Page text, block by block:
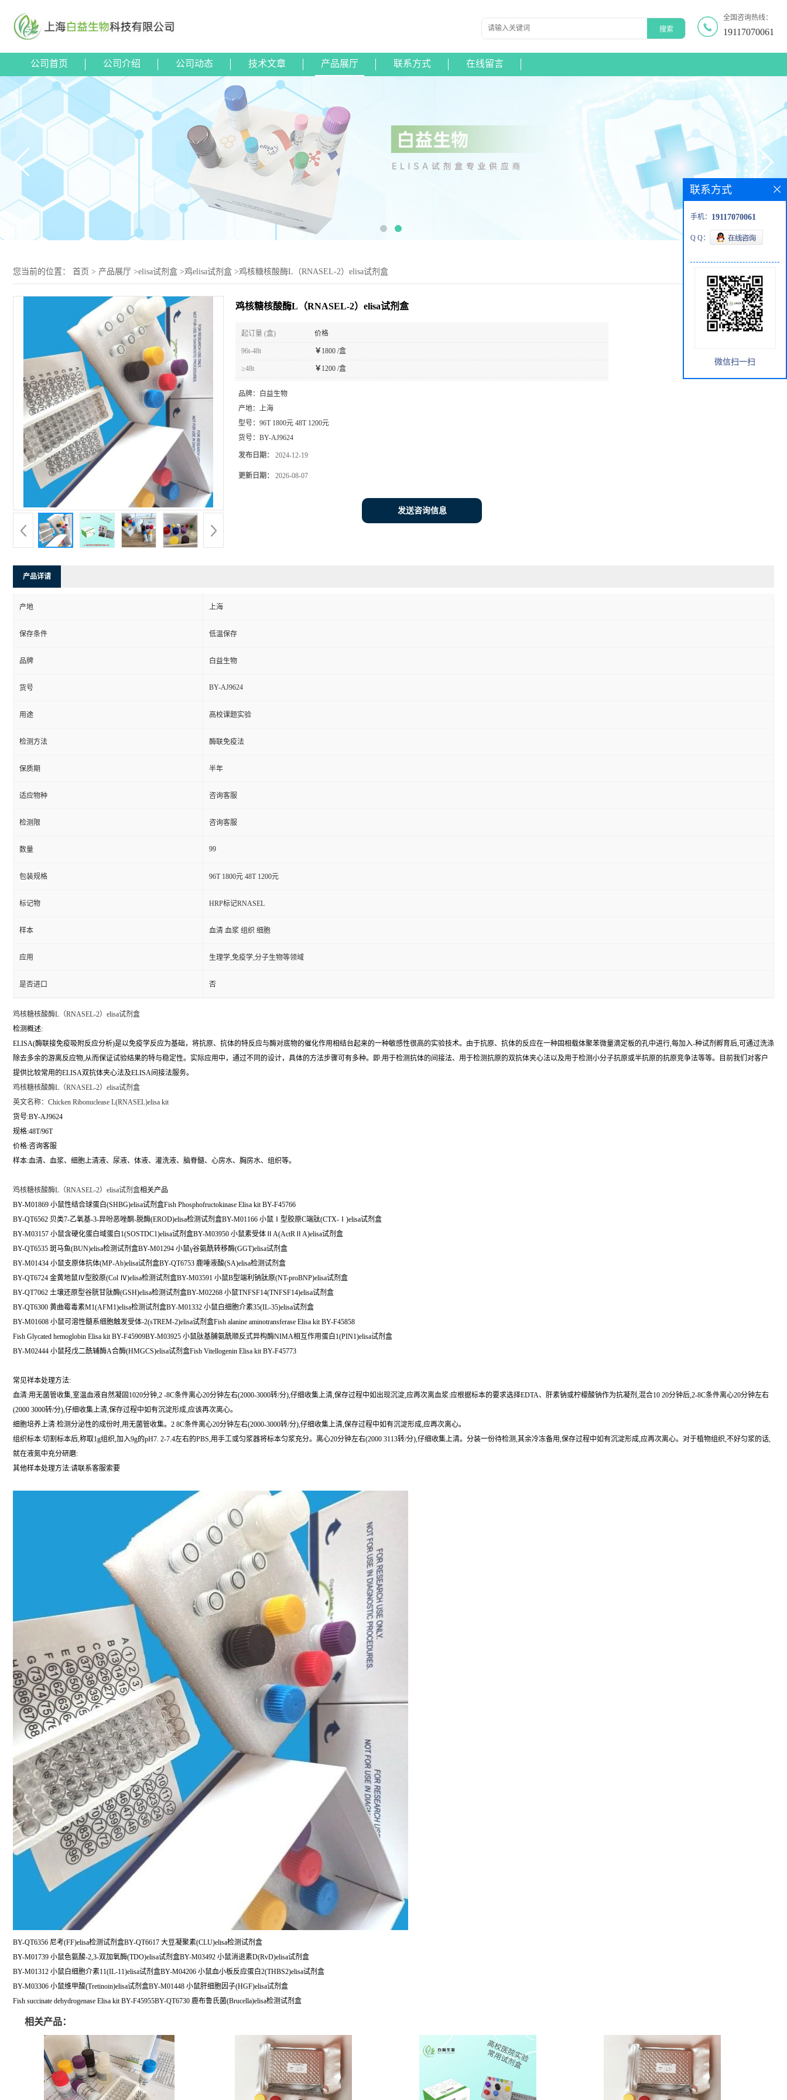
全国咨询热线：
19117070061
公司首页 公司介绍 公司动态 技术文章 产品展厅 联系方式 在线留言
您当前的位置： 首页 > 产品展厅 >elisa试剂盒 >鸡elisa试剂盒 >鸡核糖核酸酶L（RNASEL-2）elisa试剂盒
鸡核糖核酸酶L（RNASEL-2）elisa试剂盒
起订量 (盒) 价格
96t-48t ￥ 1800 /盒
≥48t ￥ 1200 /盒
品牌：
白益生物
产地： 上海
型号： 96T 1800元 48T 1200元
货号： BY-AJ9624
发布日期： 2024-12-19
更新日期： 2026-08-07
发送咨询信息
产品详请
产地 上海
保存条件 低温保存
品牌 白益生物
货号 BY-AJ9624
用途 高校课题实验
检测方法 酶联免疫法
保质期 半年
适应物种 咨询客服
检测限 咨询客服
数量 99
包装规格 96T 1800元 48T 1200元
标记物 HRP标记RNASEL
样本 血清 血浆 组织 细胞
应用 生理学,免疫学,分子生物等领域
是否进口 否
鸡核糖核酸酶L（RNASEL-2）elisa试剂盒
检测概述:
ELISA(酶联接免疫吸附反应分析)是以免疫学反应为基础，将抗原、抗体的特反应与酶对底物的催化作用相结台起来的一种敏感性很高的实验技术。由于抗原、抗体的反应在一种固相载体聚苯微量滴定板的孔中进行,每加入-种试剂孵育后,可通过洗涤
除去多余的游离反应物,从而保证试验结果的特与稳定性。实际应用中，通过不同的设计，具体的方法步骤可有多种。即:用于检测抗体的间接法、用于检测抗原的双抗体夹心法以及用于检测小分子抗原或半抗原的抗原竞争法等等。目前我们对客户
提供比较常用的ELISA双抗体夹心法及ELISA间接法服务。
鸡核糖核酸酶L（RNASEL-2）elisa试剂盒
英文名称： Chicken Ribonuclease L(RNASEL)elisa kit
货号:BY-AJ9624
规格:48T/96T
价格:咨询客服
样本:血清、血浆、细胞上清液、尿液、体液、灌洗液、脑脊髓、心房水、胸房水、组织等。
鸡核糖核酸酶L（RNASEL-2）elisa试剂盒相关产品
BY-M01869 小鼠性结合球蛋白(SHBG)elisa试剂盒Fish Phosphofructokinase Elisa kit BY-F45766
BY-QT6562 贝类7-乙氧基-3-异吩恶唑酮-脱酶(EROD)elisa检测试剂盒BY-M01166 小鼠Ⅰ型胶原C端肽(CTX-Ⅰ)elisa试剂盒
BY-M03157 小鼠含硬化蛋白域蛋白1(SOSTDC1)elisa试剂盒BY-M03950 小鼠素受体ⅡA(ActRⅡA)elisa试剂盒
BY-QT6535 斑马鱼(BUN)elisa检测试剂盒BY-M01294 小鼠γ谷氨酰转移酶(GGT)elisa试剂盒
BY-M01434 小鼠支原体抗体(MP-Ab)elisa试剂盒BY-QT6753 鹿唾液酸(SA)elisa检测试剂盒
BY-QT6724 金黄地鼠Ⅳ型胶原(Col Ⅳ)elisa检测试剂盒BY-M03591 小鼠B型端利钠肽原(NT-proBNP)elisa试剂盒
BY-QT7062 土壤还原型谷胱甘肽酶(GSH)elisa检测试剂盒BY-M02268 小鼠TNFSF14(TNFSF14)elisa试剂盒
BY-QT6300 黄曲霉毒素M1(AFM1)elisa检测试剂盒BY-M01332 小鼠白细胞介素35(IL-35)elisa试剂盒
BY-M01608 小鼠可溶性髓系细胞触发受体-2(sTREM-2)elisa试剂盒Fish alanine aminotransferase Elisa kit BY-F45858
Fish Glycated hemoglobin Elisa kit BY-F45909BY-M03925 小鼠肽基脯氨酰顺反式异构酶NIMA相互作用蛋白1(PIN1)elisa试剂盒
BY-M02444 小鼠羟戊二酰辅酶A合酶(HMGCS)elisa试剂盒Fish Vitellogenin Elisa kit BY-F45773
常见祥本处理方法:
血清:用无菌管收集,室温血液自然凝固1020分钟,2 -8C条件离心20分钟左右(2000-3000转/分),仔细收集上清,保存过程中如出现沉淀,应再次离血浆:应根据标本的要求选择EDTA、肝素钠或柠檬酸钠作为抗凝剂,混合10 20分钟后,2-8C条件离心20分钟左右
(2000 3000转/分),仔细收集上清,保存过程中如有沉淀形成,应该再次离心。
细胞培养上清:检测分泌性的成份时,用无菌管收集。2 8C条件离心20分钟左右(2000-3000转/分),仔细收集上清,保存过程中如有沉淀形成,应再次离心。
组织标本:切割标本后,称取1g组织,加入9g的pH7. 2-7.4左右的PBS,用手工或匀浆器将标本匀浆充分。离心20分钟左右(2000 3113转/分),仔细收集上清。分装一份待检测,其余冷冻备用,保存过程中如有沉淀形成,应再次离心。对于植物组织,不好匀浆的话,
就在液氮中充分研磨:
其他样本处理方法:请联系客服索要
BY-QT6356 尼考(FF)elisa检测试剂盒BY-QT6617 大豆凝聚素(CLU)elisa检测试剂盒
BY-M01739 小鼠色氨酸-2,3-双加氧酶(TDO)elisa试剂盒BY-M03492 小鼠消退素D(RvD)elisa试剂盒
BY-M01312 小鼠白细胞介素11(IL-11)elisa试剂盒BY-M04206 小鼠血小板反应蛋白2(THBS2)elisa试剂盒
BY-M03306 小鼠维甲酸(Tretinoin)elisa试剂盒BY-M01448 小鼠肝细胞因子(HGF)elisa试剂盒
Fish succinate dehydrogenase Elisa kit BY-F45955BY-QT6730 鹿布鲁氏菌(Brucella)elisa检测试剂盒
相关产品：
联系方式
手机： 19117070061
Q Q：
微信扫一扫